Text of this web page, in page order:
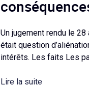
Un jugement rendu le
était question
intérêts. Les faits Les
Lire la suite